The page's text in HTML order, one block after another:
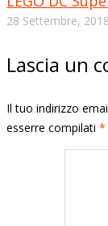
28 Settembre, 2018
Lascia un
Il tuo indirizzo
esserre compilati *